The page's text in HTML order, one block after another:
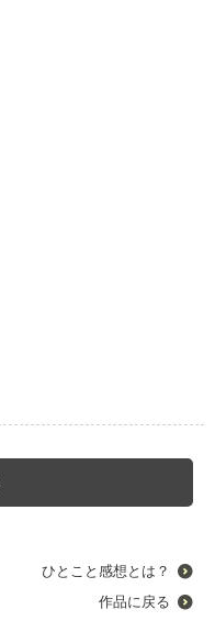
ひとこと感想とは？
作品に戻る